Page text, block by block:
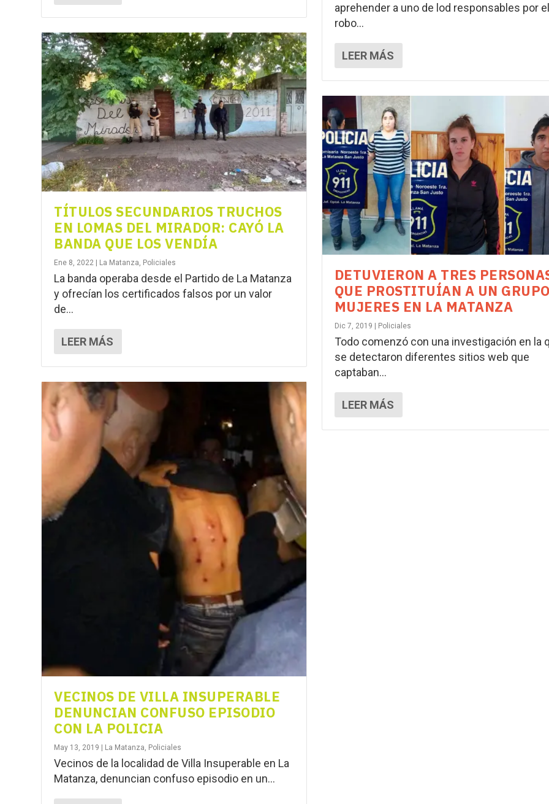
TÍTULOS SECUNDARIOS TRUCHOS
EN LOMAS DEL MIRADOR: CAYÓ LA
BANDA QUE LOS VENDÍA
Ene 8, 2022 La Matanza, Policiales
La banda operaba desde el Partido de La Matanza
y ofrecían los certificados falsos por un valor
de...
LEER MÁS
VECINOS DE VILLA INSUPERABLE
DENUNCIAN CONFUSO EPISODIO
CON LA POLICIA
May 13, 2019 La Matanza, Policiales
Vecinos de la localidad de Villa Insuperable en La
Matanza, denuncian confuso episodio en un...
aprehender a uno de lod responsables por el
robo...
LEER MÁS
DETUVIERON A TRES
QUE PROSTITUÍAN A UN
MUJERES EN LA MATANZA
Dic 7, 2019 Policiales
Todo comenzó con una investigación en la
se detectaron diferentes sitios web que
captaban...
LEER MÁS